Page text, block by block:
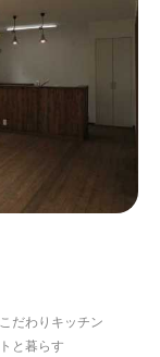
だわりキッチン
と暮らす